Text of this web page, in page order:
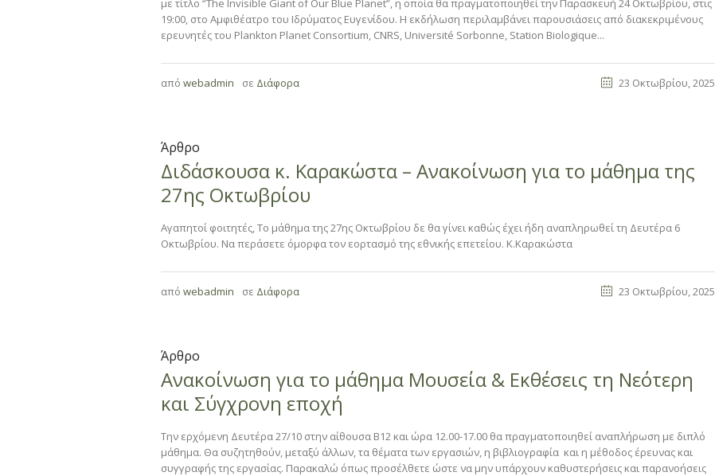
με τίτλο “The Invisible Giant of Our Blue Planet”, η οποία θα πραγματοποιηθεί την Παρασκευή 24 Οκτωβρίου, στις
19:00, στο Αμφιθέατρο του Ιδρύματος Ευγενίδου. Η εκδήλωση περιλαμβάνει παρουσιάσεις από διακεκριμένους
ερευνητές του Plankton Planet Consortium, CNRS, Université Sorbonne, Station Biologique...
23 Οκτωβρίου, 2025
από webadmin σε Διάφορα
Άρθρο
Διδάσκουσα κ. Καρακώστα – Ανακοίνωση για το μάθημα της
27ης Οκτωβρίου
Αγαπητοί φοιτητές, Το μάθημα της 27ης Οκτωβρίου δε θα γίνει καθώς έχει ήδη αναπληρωθεί τη Δευτέρα 6
Οκτωβρίου. Να περάσετε όμορφα τον εορτασμό της εθνικής επετείου. Κ.Καρακώστα
23 Οκτωβρίου, 2025
από webadmin σε Διάφορα
Άρθρο
Ανακοίνωση για το μάθημα Μουσεία & Εκθέσεις τη Νεότερη
και Σύγχρονη εποχή
Την ερχόμενη Δευτέρα 27/10 στην αίθουσα Β12 και ώρα 12.00-17.00 θα πραγματοποιηθεί αναπλήρωση με διπλό
μάθημα. Θα συζητηθούν, μεταξύ άλλων, τα θέματα των εργασιών, η βιβλιογραφία και η μέθοδος έρευνας και
συγγραφής της εργασίας. Παρακαλώ όπως προσέλθετε ώστε να μην υπάρχουν καθυστερήσεις και παρανοήσεις